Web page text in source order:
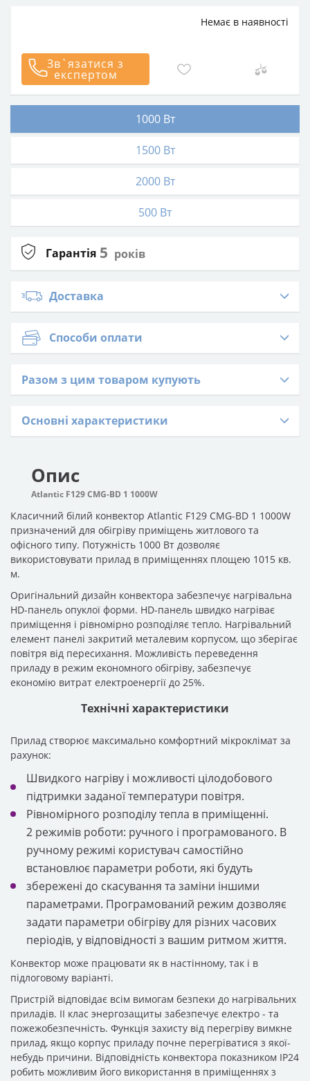
Основні характеристики
Немає в наявності
Зв`язатися з
експертом
1000 Вт
1500 Вт
2000 Вт
500 Вт
Гарантія 5 років
Доставка
Способи оплати
Разом з цим товаром купують
Опис
Atlantic F129 CMG-BD 1 1000W
Класичний білий конвектор Atlantic F129 CMG-BD 1 1000W
призначений для обігріву приміщень житлового та
офісного типу. Потужність 1000 Вт дозволяє
використовувати прилад в приміщеннях площею 1015 кв.
м.
Оригінальний дизайн конвектора забезпечує нагрівальна
HD-панель опуклої форми. HD-панель швидко нагріває
приміщення і рівномірно розподіляє тепло. Нагрівальний
елемент панелі закритий металевим корпусом, що зберігає
повітря від пересихання. Можливість переведення
приладу в режим економного обігріву, забезпечує
економію витрат електроенергії до 25%.
Технічні характеристики
Прилад створює максимально комфортний мікроклімат за
рахунок:
Швидкого нагріву і можливості цілодобового
підтримки заданої температури повітря.
Рівномірного розподілу тепла в приміщенні.
2 режимів роботи: ручного і програмованого. В
ручному режимі користувач самостійно
встановлює параметри роботи, які будуть
збережені до скасування та заміни іншими
параметрами. Програмований режим дозволяє
задати параметри обігріву для різних часових
періодів, у відповідності з вашим ритмом життя.
Конвектор може працювати як в настінному, так і в
підлоговому варіанті.
Пристрій відповідає всім вимогам безпеки до нагрівальних
приладів. II клас энергозащиты забезпечує електро - та
пожежобезпечність. Функція захисту від перегріву вимкне
прилад, якщо корпус приладу почне перегріватися з якої-
небудь причини. Відповідність конвектора показником IP24
робить можливим його використання в приміщеннях з